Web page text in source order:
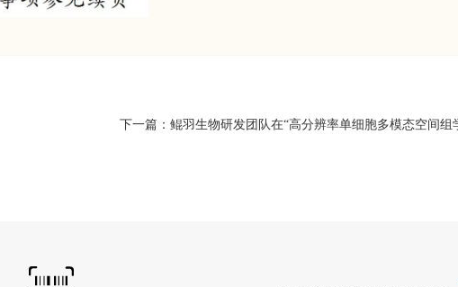
下一篇：鲲羽生物研发团队在“高分辨率单细胞多模态空间组